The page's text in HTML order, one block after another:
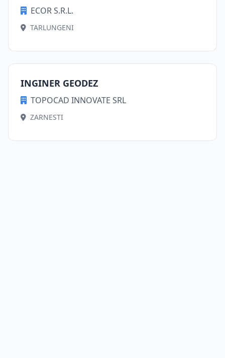
ECOR S.R.L.
TARLUNGENI
INGINER GEODEZ
TOPOCAD INNOVATE SRL
ZARNESTI